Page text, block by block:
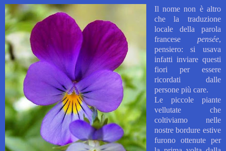
Il nome non è altro
che la traduzione
locale della parola
francese pensée,
pensiero: si usava
infatti inviare questi
fiori per essere
ricordati dalle
persone più care.
Le piccole piante
vellutate che
coltiviamo nelle
nostre bordure estive
furono ottenute per